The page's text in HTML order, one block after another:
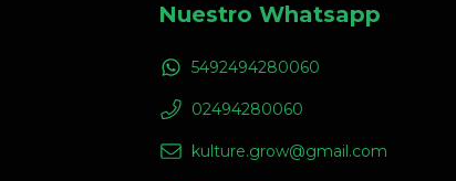
Nuestro Whatsapp
5492494280060
02494280060
kulture.grow@gmail.com